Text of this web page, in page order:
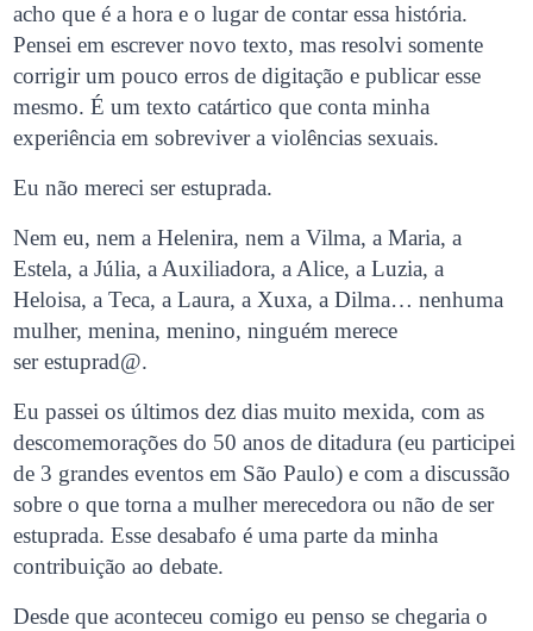
acho que é a hora e o lugar de contar essa história.
Pensei em escrever novo texto, mas resolvi somente
corrigir um pouco erros de digitação e publicar esse
mesmo. É um texto catártico que conta minha
experiência em sobreviver a violências sexuais.
Eu não mereci ser estuprada.
Nem eu, nem a Helenira, nem a Vilma, a Maria, a
Estela, a Júlia, a Auxiliadora, a Alice, a Luzia, a
Heloisa, a Teca, a Laura, a Xuxa, a Dilma… nenhuma
mulher, menina, menino, ninguém merece
ser estuprad@.
Eu passei os últimos dez dias muito mexida, com as
descomemorações do 50 anos de ditadura (eu participei
de 3 grandes eventos em São Paulo) e com a discussão
sobre o que torna a mulher merecedora ou não de ser
estuprada. Esse desabafo é uma parte da minha
contribuição ao debate.
Desde que aconteceu comigo eu penso se chegaria o